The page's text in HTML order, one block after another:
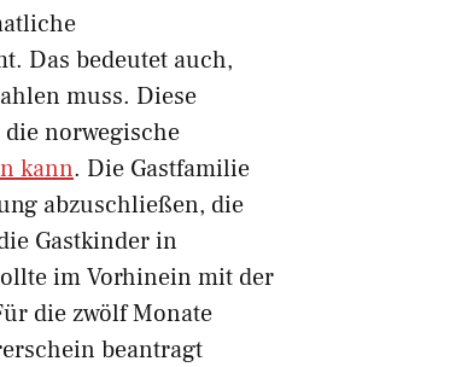
Das bedeutet auch,
muss. Diese
die norwegische
kann. Die Gastfamilie
abzuschließen, die
Gastkinder in
im Vorhinein mit der
die zwölf Monate
beantragt